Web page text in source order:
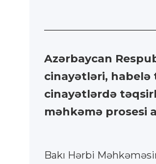
Azərbaycan
cinayətləri, habelə
cinayətlərdə
məhkəmə prosesi
Bakı Hərbi